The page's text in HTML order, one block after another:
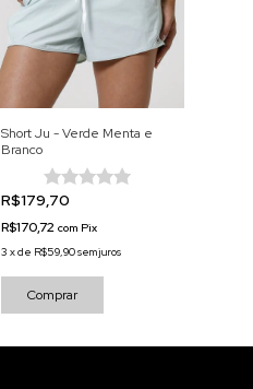
Short Ju - Verde Menta e
Branco
R$179,70
R$170,72com Pix
3 xde R$59,90sem juros
Comprar